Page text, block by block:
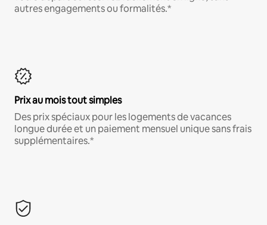
autres engagements ou formalités.*
Prix au mois tout simples
Des prix spéciaux pour les logements de vacances
longue durée et un paiement mensuel unique sans frais
supplémentaires.*